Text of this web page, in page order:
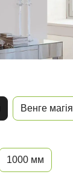
Венге магія
1000 мм